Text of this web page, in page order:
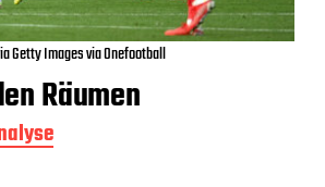
Getty Images via Onefootball
Räumen